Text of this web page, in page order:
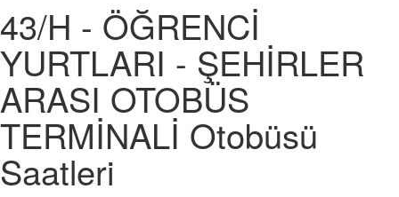
43/H - ÖĞRENCİ
YURTLARI - ŞEHİRLER
ARASI OTOBÜS
TERMİNALİ Otobüsü
Saatleri